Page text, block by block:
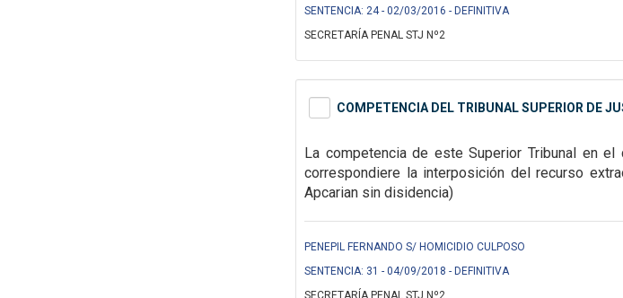
SENTENCIA: 24 - 02/03/2016 - DEFINITIVA
SECRETARÍA PENAL STJ Nº2
COMPETENCIA DEL TRIBUNAL SUPERIOR DE
La competencia de este Superior Tribunal en el
correspondiere la interposición del recurso
Apcarian sin disidencia)
PENEPIL FERNANDO S/ HOMICIDIO CULPOSO
SENTENCIA: 31 - 04/09/2018 - DEFINITIVA
SECRETARÍA PENAL STJ Nº2